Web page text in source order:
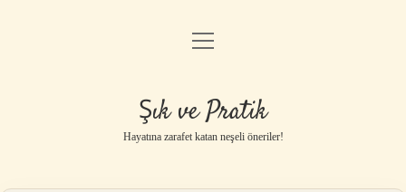
Anasayfa
Yasal Uyarı
menüyü
Şık ve Pratik
Hayatına zarafet katan neşeli öneriler!